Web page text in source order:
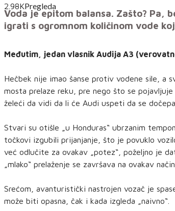
2.98KPregleda
Voda je epitom balansa. Zašto? Pa,
igrati s ogromnom količinom vode
Međutim, jedan vlasnik Audija A3
Hečbek nije imao šanse protiv vodene sile, a
mosta prelaze reku, pre nego što se
želeći da vidi da li će Audi uspeti da se
Stvari su otišle „u Honduras“ ubrzanim
točkovi izgubili prijanjanje, što je povuklo
već odlučite za ovakav „potez“, poželjno je
„mlako“ prelaženje se završava na ovakav način.
Srećom, avanturistički nastrojen vozač je
može biti opasna, čak i kada izgleda „naivno“.